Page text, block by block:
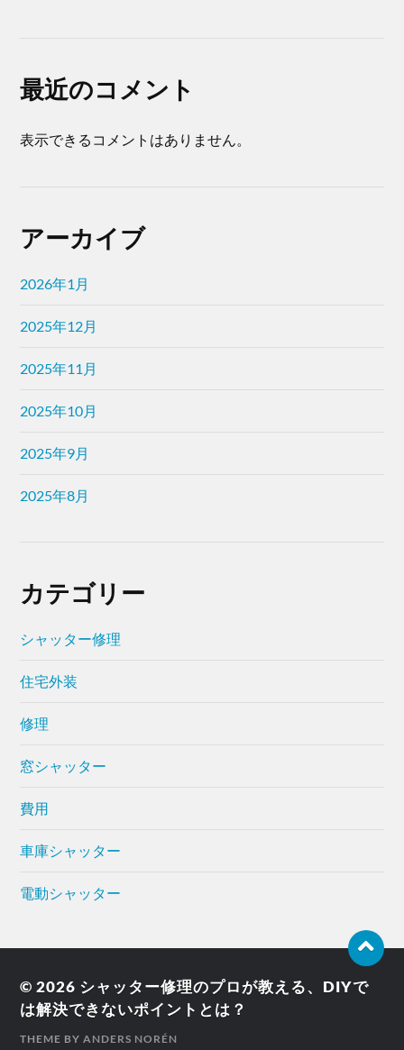
最近のコメント
表示できるコメントはありません。
アーカイブ
2026年1月
2025年12月
2025年11月
2025年10月
2025年9月
2025年8月
カテゴリー
シャッター修理
住宅外装
修理
窓シャッター
費用
車庫シャッター
電動シャッター
© 2026 シャッター修理のプロが教える、DIYで
は解決できないポイントとは？
THEME BYANDERS NORÉN